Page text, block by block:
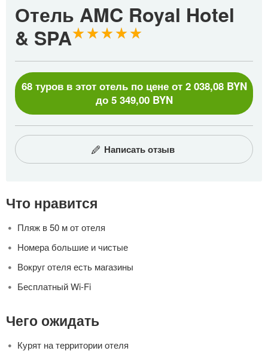
Отель AMC Royal Hotel
& SPA
68 туров в этот отель по цене от 2 038,08 BYN
до 5 349,00 BYN
Написать отзыв
Что нравится
Пляж в 50 м от отеля
Номера большие и чистые
Вокруг отеля есть магазины
Бесплатный Wi-Fi
Чего ожидать
Курят на территории отеля